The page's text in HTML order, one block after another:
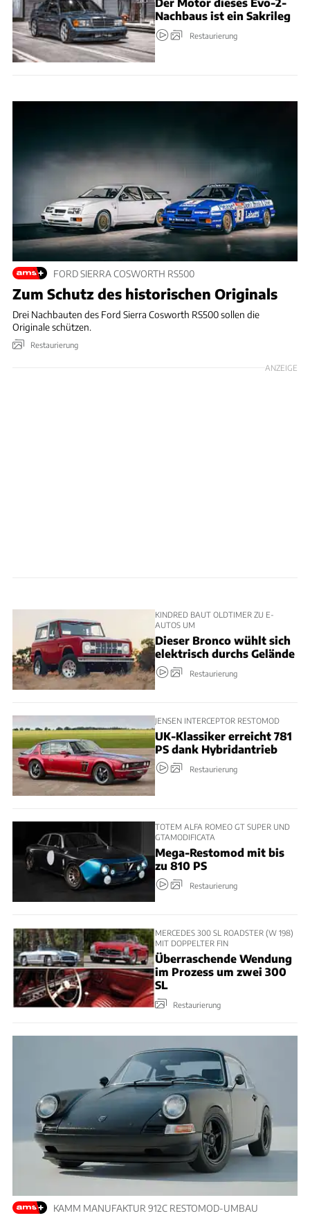
Der Motor dieses Evo-2-
Nachbaus ist ein Sakrileg
Restaurierung
FORD SIERRA COSWORTH RS500
Zum Schutz des historischen Originals
Drei Nachbauten des Ford Sierra Cosworth RS500 sollen die
Originale schützen.
Restaurierung
ANZEIGE
KINDRED BAUT OLDTIMER ZU E-
AUTOS UM
Dieser Bronco wühlt sich
elektrisch durchs Gelände
Restaurierung
JENSEN INTERCEPTOR RESTOMOD
UK-Klassiker erreicht 781
PS dank Hybridantrieb
Restaurierung
TOTEM ALFA ROMEO GT SUPER UND
GTAMODIFICATA
Mega-Restomod mit bis
zu 810 PS
Restaurierung
MERCEDES 300 SL ROADSTER (W 198)
MIT DOPPELTER FIN
Überraschende Wendung
im Prozess um zwei 300
SL
Restaurierung
KAMM MANUFAKTUR 912C RESTOMOD-UMBAU